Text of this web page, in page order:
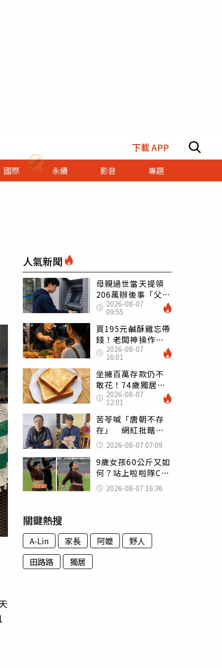
下載 APP
國際 永續 影音 專題
人氣新聞
母親過世當天提領
206萬辦後事「父子
遭判刑」 律師：
搶錢先下手是罪
2026-08-07
09:55
買195元鹹酥雞忘帶
錢！老闆神操作
「倒找5元」 全網
看哭：這就是台灣
2026-08-07
16:01
坐擁百萬存款仍不
敢花！74歲獨居翁
「1餐只吃1片吐
司」 半年後暴瘦
嚇壞女兒
2026-08-07
12:01
苦苓喊「唐朝不存
在」 網紅批瞎編
歷史：李白、杜甫
用鮮卑文寫詩？
2026-08-07 07:09
9歲女孩60公斤又如
何？站上啦啦隊C位
驚艷全場 千萬網
友被圈粉
2026-08-07 16:36
關鍵熱搜
A-Lin 家長 阿嬤
野人
田路路
獨居